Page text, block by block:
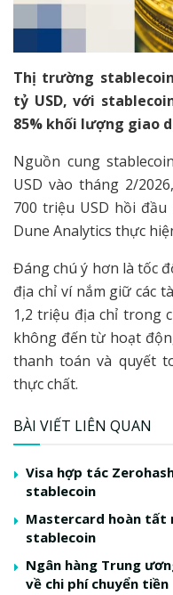
Thị trường
tỷ USD, với
85% khối lượng giao
Nguồn cung
USD vào tháng 2/
700 triệu USD hồi đầu
Dune Analytics thực
Đáng chú ý hơn là tốc
địa chỉ ví nắm giữ các
1,2 triệu địa chỉ trong
không đến từ hoạt
thanh toán và quyết
thực chất.
BÀI VIẾT LIÊN QUAN
Visa hợp tác
stablecoin
Mastercard hoàn tất
stablecoin
Ngân hàng Trung
về chi phí chuyển tiền